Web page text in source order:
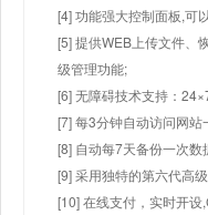
[4] 功能强大控制面板,可
[5] 提供WEB上传文件、
级管理功能;
[6] 无障碍技术支持：
[7] 每3分钟自动访问网站
[8] 自动每7天备份一次
[9] 采用独特的第六代高
[10] 在线支付，实时开